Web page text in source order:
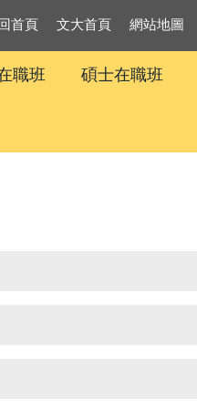
回首頁 文大首頁 網站地圖
職班 碩士在職班